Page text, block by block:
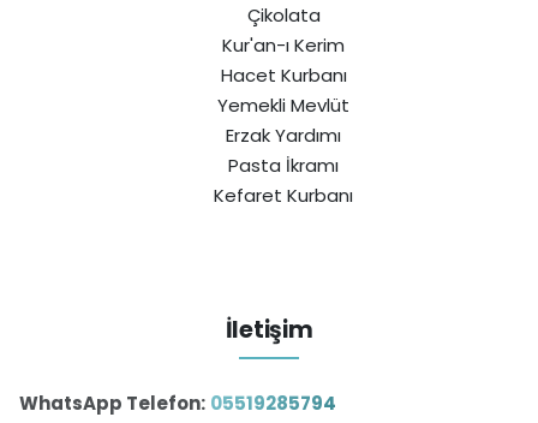
Çikolata
Kur'an-ı Kerim
Hacet Kurbanı
Yemekli Mevlüt
Erzak Yardımı
Pasta İkramı
Kefaret Kurbanı
İletişim
WhatsApp Telefon: 05519285794